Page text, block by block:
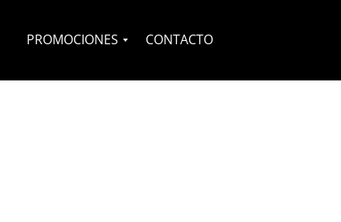
PROMOCIONES CONTACTO